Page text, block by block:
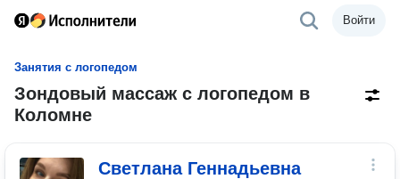
Войти
Занятия с логопедом
Зондовый массаж с логопедом в
Коломне
Светлана Геннадьевна